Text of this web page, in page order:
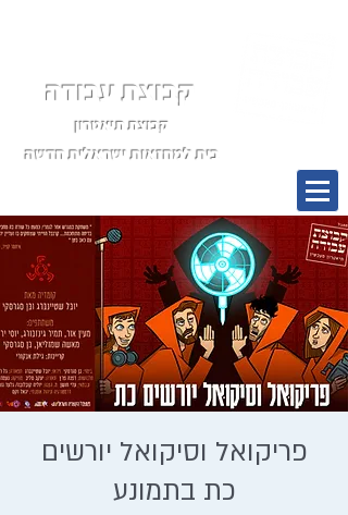
קבוצת עבודה
קבוצת תיאטרון
בית למחזאות ישראלית חדשה
תפריט
פריקואל וסיקואל יורשים
כת בתמונע